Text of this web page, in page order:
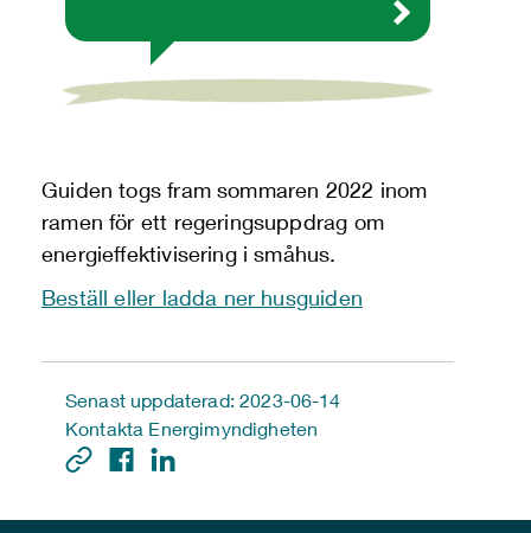
Guiden togs fram sommaren 2022 inom
ramen för ett regeringsuppdrag om
energieffektivisering i småhus.
Beställ eller ladda ner husguiden
Senast uppdaterad: 2023-06-14
Kontakta Energimyndigheten